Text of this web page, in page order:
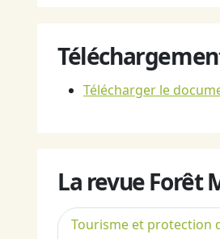
Télécharger le
La revue Forêt
Tourisme et protection